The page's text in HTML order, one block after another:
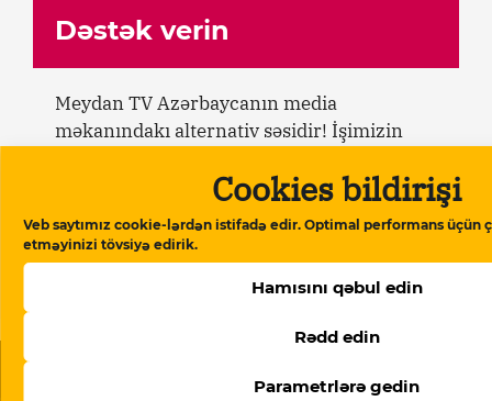
Cookies bildirişi
Veb saytımız cookie-lərdən istifadə edir. Optimal performans üçün
etməyinizi tövsiyə edirik.
Hamısını qəbul edin
Rədd edin
Parametrlərə gedin
Dəstək verin
Meydan TV Azərbaycanın media
məkanındakı alternativ səsidir! İşimizin
ehtiyacımız var. Meydan TV-yə aylıq və ya
birdəfəlik yardımlarla dəstək olun.
Oxşar məqalələr